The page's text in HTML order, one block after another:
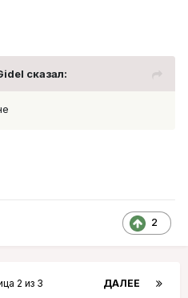
сказал:
2
ДАЛЕЕ
2 из 3